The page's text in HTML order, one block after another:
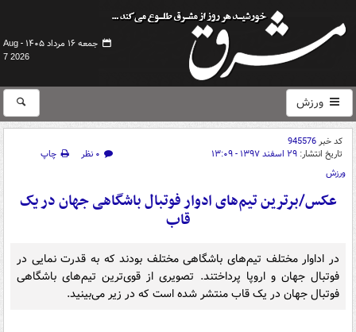
جمعه ۱۶ مرداد ۱۴۰۵ -
Aug
7 2026
ورزش
کد خبر945576
تاریخ انتشار: ۲۹ اسفند ۱۳۹۷ - ۱۳:۰۹ ۰ نظر
چاپ
ورزش
عکس/برترین تیم‌های ادوار فوتبال باشگاهی جهان در یک
قاب
در اداوار مختلف تیم‌های باشگاهی مختلف بودند که به قدرت نمایی در
فوتبال جهان و اروپا پرداختند. تصویری از قوی‌ترین تیم‌های باشگاهی
فوتبال جهان در یک قاب منتشر شده است که در زیر می‌بینید.